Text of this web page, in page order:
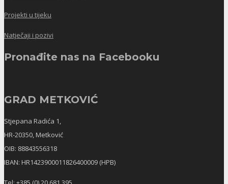
Projekti u tijeku
Natječaji i pozivi
Pronađite nas na Facebooku
GRAD METKOVIĆ
Stjepana Radića 1,
HR-20350, Metković
OIB: 88843556318
IBAN: HR1423900011826400009 (HPB)